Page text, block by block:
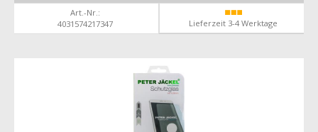
Art.-Nr.:
4031574217347
Lieferzeit 3-4 Werktage